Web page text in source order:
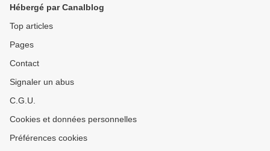
Hébergé par Canalblog
Top articles
Pages
Contact
Signaler un abus
C.G.U.
Cookies et données personnelles
Préférences cookies